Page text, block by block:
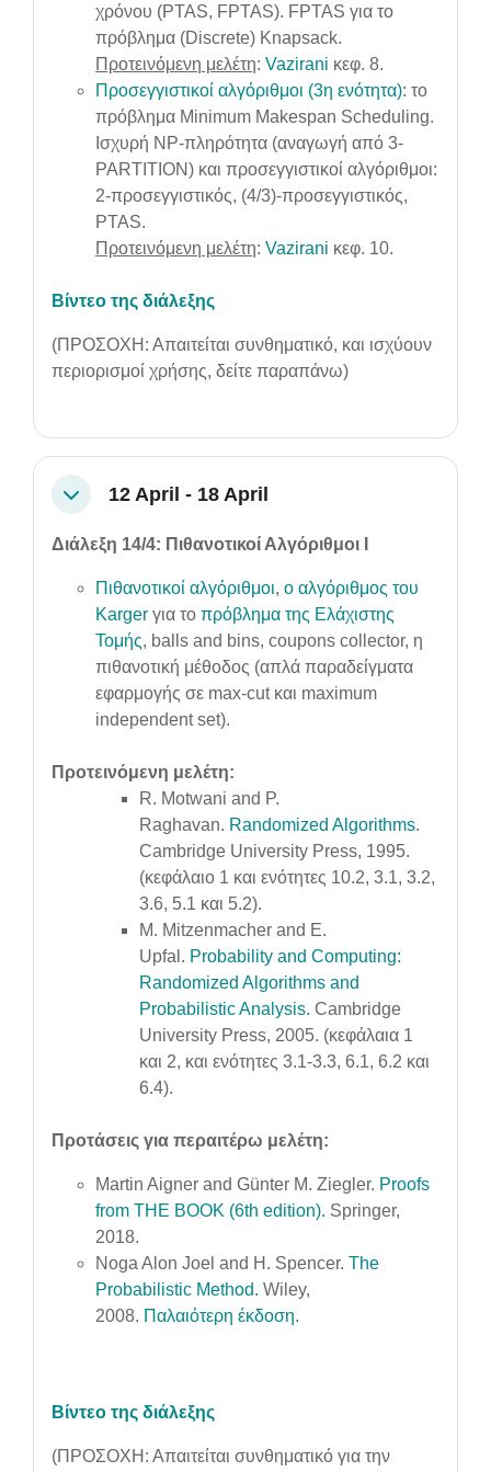
χρόνου (PTAS, FPTAS). FPTAS για το
πρόβλημα (Discrete) Knapsack.
Προτεινόμενη μελέτη: Vazirani κεφ. 8.
Προσεγγιστικοί αλγόριθμοι (3η ενότητα): το
πρόβλημα Minimum Makespan Scheduling.
Ισχυρή NP-πληρότητα (αναγωγή από 3-
PARTITION) και προσεγγιστικοί αλγόριθμοι:
2-προσεγγιστικός, (4/3)-προσεγγιστικός,
PTAS.
Προτεινόμενη μελέτη: Vazirani κεφ. 10.
Βίντεο της διάλεξης
(ΠΡΟΣΟΧΗ: Απαιτείται συνθηματικό, και ισχύουν
περιορισμοί χρήσης, δείτε παραπάνω)
Collapse12 April - 18 April
Διάλεξη 14/4: Πιθανοτικοί Αλγόριθμοι Ι
Πιθανοτικοί αλγόριθμοι, ο αλγόριθμος του
Karger για το πρόβλημα της Ελάχιστης
Τομής, balls and bins, coupons collector, η
πιθανοτική μέθοδος (απλά παραδείγματα
εφαρμογής σε max-cut και maximum
independent set).
Προτεινόμενη μελέτη:
R. Motwani and P.
Raghavan. Randomized Algorithms.
Cambridge University Press, 1995.
(κεφάλαιο 1 και ενότητες 10.2, 3.1, 3.2,
3.6, 5.1 και 5.2).
M. Mitzenmacher and E.
Upfal. Probability and Computing:
Randomized Algorithms and
Probabilistic Analysis. Cambridge
University Press, 2005. (κεφάλαια 1
και 2, και ενότητες 3.1-3.3, 6.1, 6.2 και
6.4).
Προτάσεις για περαιτέρω μελέτη:
Martin Aigner and Günter M. Ziegler. Proofs
from THE BOOK (6th edition). Springer,
2018.
Noga Alon Joel and H. Spencer. The
Probabilistic Method. Wiley,
2008. Παλαιότερη έκδοση.
Βίντεο της διάλεξης
(ΠΡΟΣΟΧΗ: Απαιτείται συνθηματικό για την